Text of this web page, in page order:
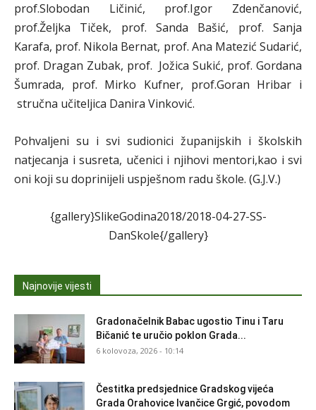
prof.Slobodan Ličinić, prof.Igor Zdenčanović,
prof.Željka Tiček, prof. Sanda Bašić, prof. Sanja
Karafa, prof. Nikola Bernat, prof. Ana Matezić Sudarić,
prof. Dragan Zubak, prof. Jožica Sukić, prof. Gordana
Šumrada, prof. Mirko Kufner, prof.Goran Hribar i
stručna učiteljica Danira Vinković.
Pohvaljeni su i svi sudionici županijskih i školskih
natjecanja i susreta, učenici i njihovi mentori,kao i svi
oni koji su doprinijeli uspješnom radu škole. (G.J.V.)
{gallery}SlikeGodina2018/2018-04-27-SS-
DanSkole{/gallery}
Najnovije vijesti
Gradonačelnik Babac ugostio Tinu i Taru
Bičanić te uručio poklon Grada...
6 kolovoza, 2026 - 10:14
Čestitka predsjednice Gradskog vijeća
Grada Orahovice Ivančice Grgić, povodom